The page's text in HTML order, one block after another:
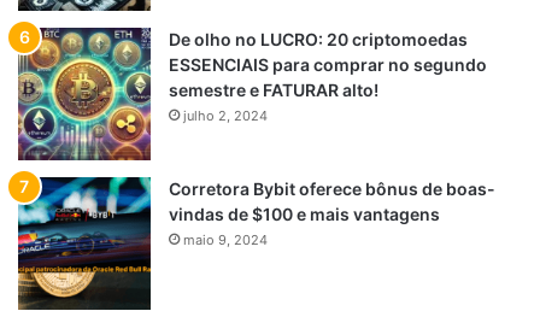
De olho no LUCRO: 20 criptomoedas
ESSENCIAIS para comprar no segundo
semestre e FATURAR alto!
julho 2, 2024
Corretora Bybit oferece bônus de boas-
vindas de $100 e mais vantagens
maio 9, 2024